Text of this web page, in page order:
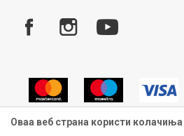
Плаќање
Оваа веб страна користи колачиња